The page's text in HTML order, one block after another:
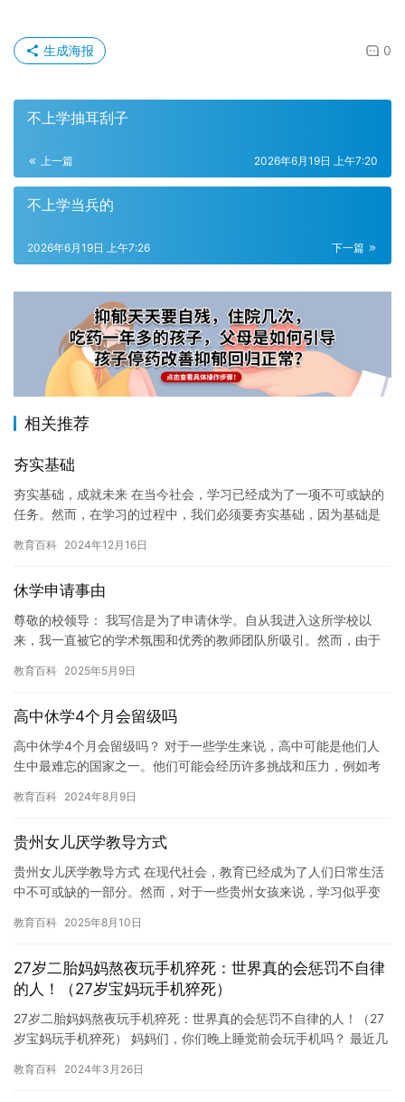
0
生成海报
不上学抽耳刮子
上一篇 2026年6月19日 上午7:20
不上学当兵的
下一篇
2026年6月19日 上午7:26
相关推荐
夯实基础
夯实基础，成就未来 在当今社会，学习已经成为了一项不可或缺的
任务。然而，在学习的过程中，我们必须要夯实基础，因为基础是
识…
教育百科 2024年12月16日
休学申请事由
尊敬的校领导： 我写信是为了申请休学。自从我进入这所学校以
来，我一直被它的学术氛围和优秀的教师团队所吸引。然而，由于
态和寻…
教育百科 2025年5月9日
高中休学4个月会留级吗
高中休学4个月会留级吗？ 对于一些学生来说，高中可能是他们人
生中最难忘的国家之一。他们可能会经历许多挑战和压力，例如考
可能…
教育百科 2024年8月9日
贵州女儿厌学教导方式
贵州女儿厌学教导方式 在现代社会，教育已经成为了人们日常生活
中不可或缺的一部分。然而，对于一些贵州女孩来说，学习似乎变
教育百科 2025年8月10日
27岁二胎妈妈熬夜玩手机猝死：世界真的会惩罚不自律
的人！（27岁宝妈玩手机猝死）
27岁二胎妈妈熬夜玩手机猝死：世界真的会惩罚不自律的人！（27
岁宝妈玩手机猝死） 妈妈们，你们晚上睡觉前会玩手机吗？ 最近几
教育百科 2024年3月26日